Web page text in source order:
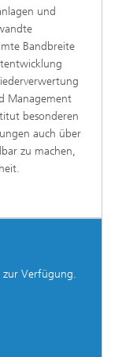
und
Bandbreite
Management
besonderen
auch über
zu machen,
zur Verfügung.